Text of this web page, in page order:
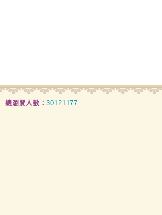
總瀏覽人數： 30121177